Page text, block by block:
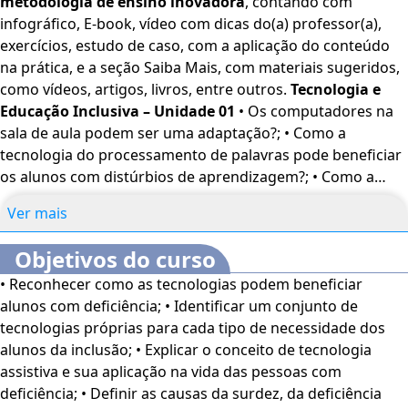
audição impactam o processo educativo e como o
educador pode atuar de forma sensível e eficaz.
Este curso oferece uma abordagem prática e acessível,
pensada para ampliar seu repertório e fortalecer seu
compromisso com uma educação de qualidade para
todos. Aproveite ao máximo essa oportunidade de
aprendizado transformador!
Bons estudos!
Curso Online Tecnologia Assistiva para Alunos com
Necessidades Especiaisé voltado para profissionais e
estudantes de Educação, além de interessados no assunto.
Este curso dispõe dos seguintes recursos de
acessibilidade: cores em alto-contraste, aumento de
fonte e tradução automática mediante a Língua
infográfico, E-book, vídeo com dicas do(a) professor(a),
exercícios, estudo de caso, com a aplicação do conteúdo
na prática, e a seção Saiba Mais, com materiais sugeridos,
como vídeos, artigos, livros, entre outros. Tecnologia e
Educação Inclusiva – Unidade 01
sala de aula podem ser uma adaptação?; • Como a
tecnologia do processamento de palavras pode beneficiar
os alunos com distúrbios de aprendizagem?; • Como a
deficiências físicas e necessidades de cuidados especiais
de saúde?; • Como a biônica e a robótica influenciam a vida
das pessoas com deficiências físicas?.
Necessidades Educativas Especiais: Surdez, Deficiência
Auditiva, Cegueira e Baixa Visão – Unidade 02• Possíveis
causas para a surdez e a cegueira; • Deficiência visual e
cegueira; • Deficiência auditiva e surdez; • Classificação da
deficiência auditiva; • Desenvolvimento e educação de
crianças surdas e com deficiência visual; • Aspectos do
Ver mais
Objetivos do curso
• Reconhecer como as tecnologias podem beneficiar
alunos com deficiência; • Identificar um conjunto de
tecnologias próprias para cada tipo de necessidade dos
alunos da inclusão; • Explicar o conceito de tecnologia
assistiva e sua aplicação na vida das pessoas com
deficiência; • Definir as causas da surdez, da deficiência